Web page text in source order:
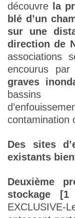
découvre
la
blé d’un
sur une
direction de
associations
encourus
graves
bassins
contamination
Des sites
existants
Deuxième
stockage [1
EXCLUSIVE-